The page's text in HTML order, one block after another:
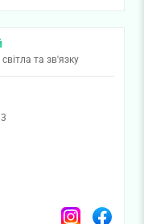
та зв'язку
InstagramFacebook